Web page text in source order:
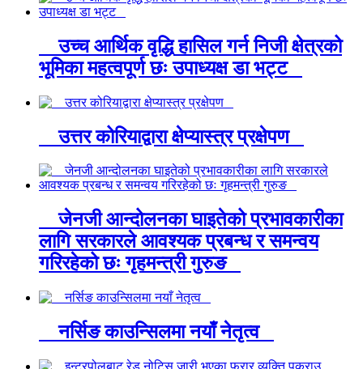
उच्च आर्थिक वृद्धि हासिल गर्न निजी क्षेत्रको
भूमिका महत्वपूर्ण छः उपाध्यक्ष डा भट्ट
उत्तर कोरियाद्वारा क्षेप्यास्त्र प्रक्षेपण
जेनजी आन्दोलनका घाइतेको प्रभावकारीका
लागि सरकारले आवश्यक प्रबन्ध र समन्वय
गरिरहेको छः गृहमन्त्री गुरुङ
नर्सिङ काउन्सिलमा नयाँ नेतृत्व